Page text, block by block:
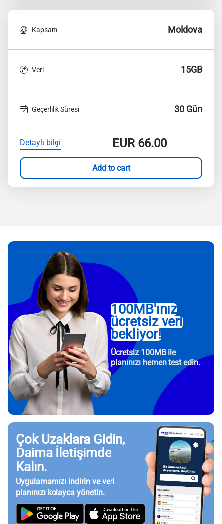
Kapsam Moldova
Veri 15GB
Geçerlilik Süresi 30 Gün
Detaylı bilgi EUR66.00
Add to cart
100MB'ınız
ücretsiz veri
bekliyor!
Ücretsiz 100MB ile
planınızı hemen test edin.
Çok Uzaklara Gidin,
Daima İletişimde
Kalın.
Uygulamamızı indirin ve veri
planınızı kolayca yönetin.